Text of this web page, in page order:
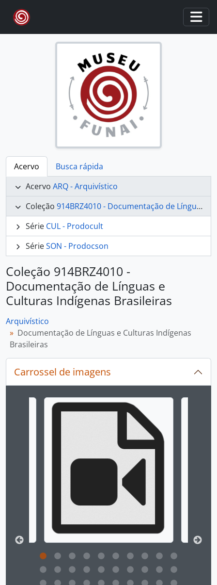
Skip to main content
Acervo
Busca rápida
Acervo ARQ - Arquivístico
Coleção 914BRZ4010 - Documentação de Línguas e Culturas Indígenas Brasileiras
Série CUL - Prodocult
SérieSON - Prodocson
Coleção 914BRZ4010 -
Documentação de Línguas e
Culturas Indígenas Brasileiras
Arquivístico
Documentação de Línguas e Culturas Indígenas
Brasileiras
Carrossel de imagens
Ao alterar o slide atual deste carrossel, o título